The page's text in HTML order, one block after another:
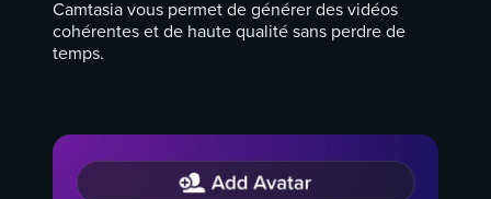
Camtasia vous permet de générer des vidéos
cohérentes et de haute qualité sans perdre de
temps.